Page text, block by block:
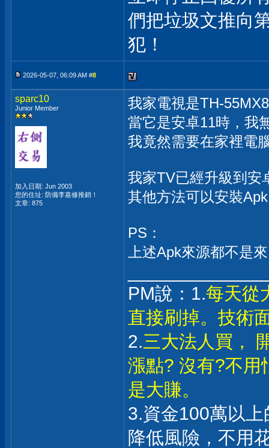
們把垃圾文推向
犯！
2026-05-07, 06:09 AM #8
sparc10
Junior Member
加入日期: Jun 2003
您的住址: 防備李嘉修推銷！
文章: 875
我家電視是TH-
當它是安卓11時，我
我竟然需要在家裡電
我家TV已經升級到安
其他方法可以安裝
PS：
上述Apk來源都不是
PM說：1.每天從
直接刷掉。技術
2.三大法人買，
漲點? 沒有?不用
是大賺。
3.資金100萬以
降低風險，不用